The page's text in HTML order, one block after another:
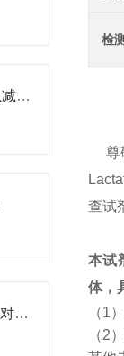
每天20分钟全身振动，可以减肥、对抗糖尿病
芪参益气滴丸联合西药治疗对稳定型心绞痛患者血清抵抗素水平的影响
检
尊
查试
本试
体，
（1
（2